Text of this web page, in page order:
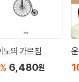
노의 가르침
% 6,480원